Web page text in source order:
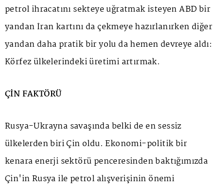
petrol ihracatını sekteye uğratmak isteyen ABD bir
yandan İran kartını da çekmeye hazırlanırken diğer
yandan daha pratik bir yolu da hemen devreye aldı:
Körfez ülkelerindeki üretimi artırmak.
ÇİN FAKTÖRÜ
Rusya-Ukrayna savaşında belki de en sessiz
ülkelerden biri Çin oldu. Ekonomi-politik bir
kenara enerji sektörü penceresinden baktığımızda
Çin'in Rusya ile petrol alışverişinin önemi